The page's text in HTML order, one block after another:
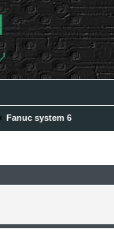
Fanuc system 6